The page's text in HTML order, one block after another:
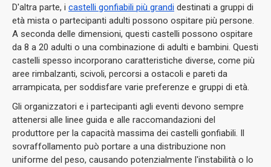
D'altra parte, i castelli gonfiabili più grandi destinati a gruppi di
età mista o partecipanti adulti possono ospitare più persone.
A seconda delle dimensioni, questi castelli possono ospitare
da 8 a 20 adulti o una combinazione di adulti e bambini. Questi
castelli spesso incorporano caratteristiche diverse, come più
aree rimbalzanti, scivoli, percorsi a ostacoli e pareti da
arrampicata, per soddisfare varie preferenze e gruppi di età.
Gli organizzatori e i partecipanti agli eventi devono sempre
attenersi alle linee guida e alle raccomandazioni del
produttore per la capacità massima dei castelli gonfiabili. Il
sovraffollamento può portare a una distribuzione non
uniforme del peso, causando potenzialmente l'instabilità o lo